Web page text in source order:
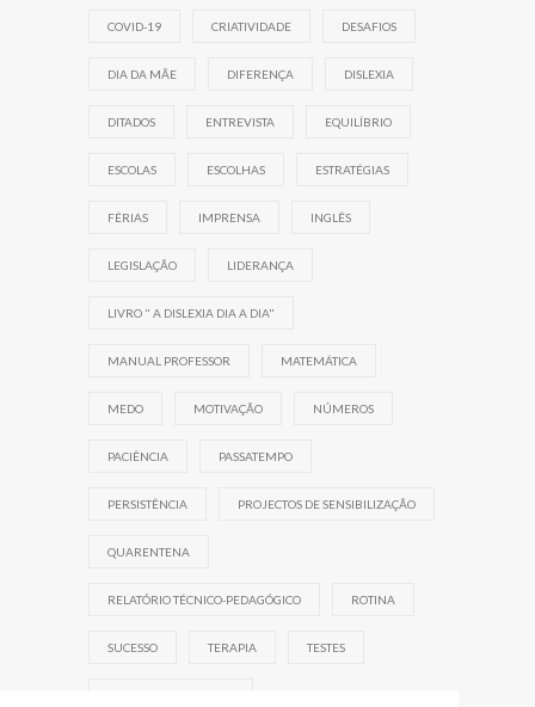
COVID-19 CRIATIVIDADE DESAFIOS
DIA DA MÃE DIFERENÇA DISLEXIA
DITADOS ENTREVISTA EQUILÍBRIO
ESCOLAS ESCOLHAS ESTRATÉGIAS
FÉRIAS IMPRENSA INGLÊS
LEGISLAÇÃO LIDERANÇA
LIVRO " A DISLEXIA DIA A DIA"
MANUAL PROFESSOR MATEMÁTICA
MEDO MOTIVAÇÃO NÚMEROS
PACIÊNCIA PASSATEMPO
PERSISTÊNCIA PROJECTOS DE SENSIBILIZAÇÃO
QUARENTENA
RELATÓRIO TÉCNICO-PEDAGÓGICO ROTINA
SUCESSO TERAPIA TESTES